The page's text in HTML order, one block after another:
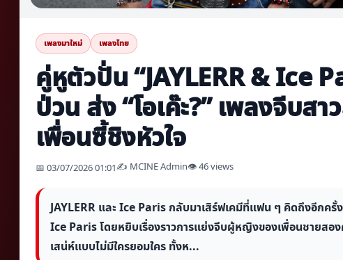
เพลงมาใหม่ เพลงไทย
คู่หูตัวปั่น “JAYLERR & Ice
ป่วน ส่ง “โอเค๊ะ?” เพลงจีบส
เพื่อนซี้ชิงหัวใจ
📅 03/07/2026 01:01✍️ MCINE Admin👁 46 views
JAYLERR และ Ice Paris กลับมาเสิร์ฟเคมีที่แฟน ๆ คิดถึงอีกครั้
Ice Paris โดยหยิบเรื่องราวการแย่งจีบผู้หญิงของเพื่อนชายสอ
เสน่ห์แบบไม่มีใครยอมใคร ทั้งห...